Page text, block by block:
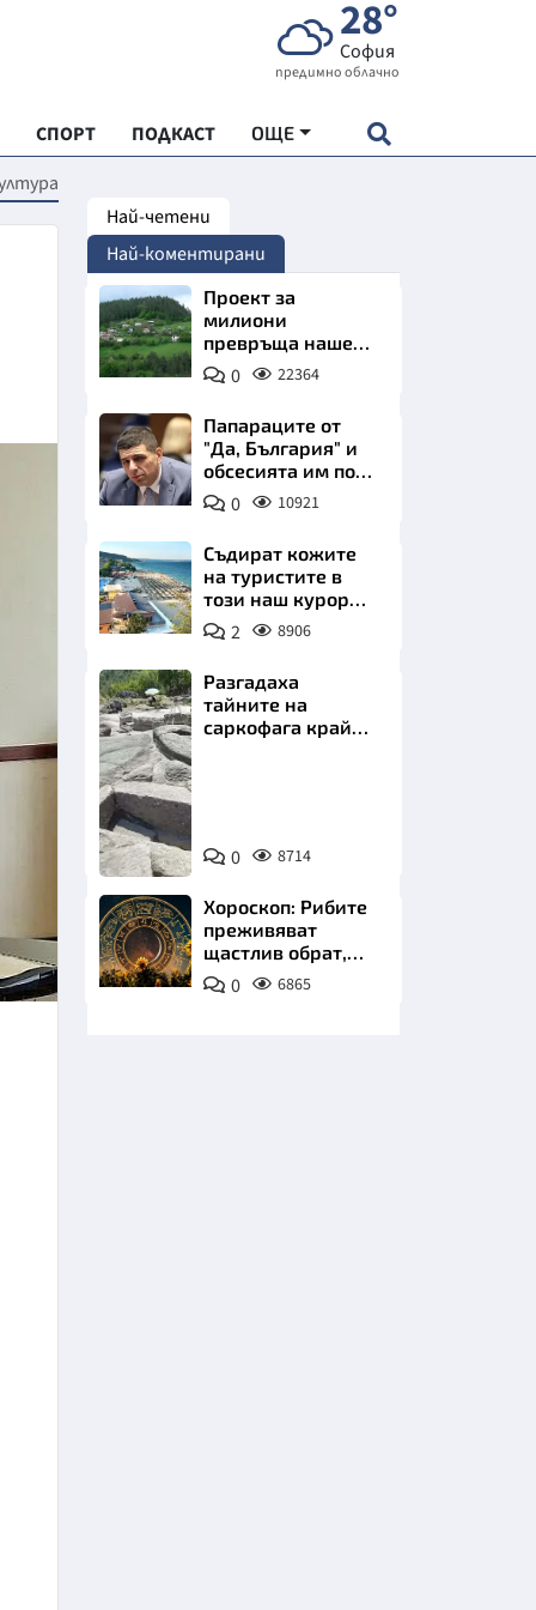
28°
София
предимно облачно
СПОРТ ПОДКАСТ ОЩЕ
"ЧУДЕСАТА НА БЪЛГАРИЯ"
ХРАНА
Най-четени
Най-коментирани
Проект за
милиони
превръща наше
село в магнит за
туристи
0 22364
Папараците от
"Да, България" и
обсесията им по
Пеевски
0 10921
Съдират кожите
на туристите в
този наш курорт.
Шокираща
сметка за обяд на
2 8906
Снимка:
Bulgaria
ON
AIR
Разгадаха
тайните на
саркофага край
0 8714
Хороскоп: Рибите
преживяват
щастлив обрат,
Телецът започва
важна промяна
0 6865